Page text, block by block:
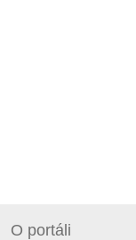
O portáli